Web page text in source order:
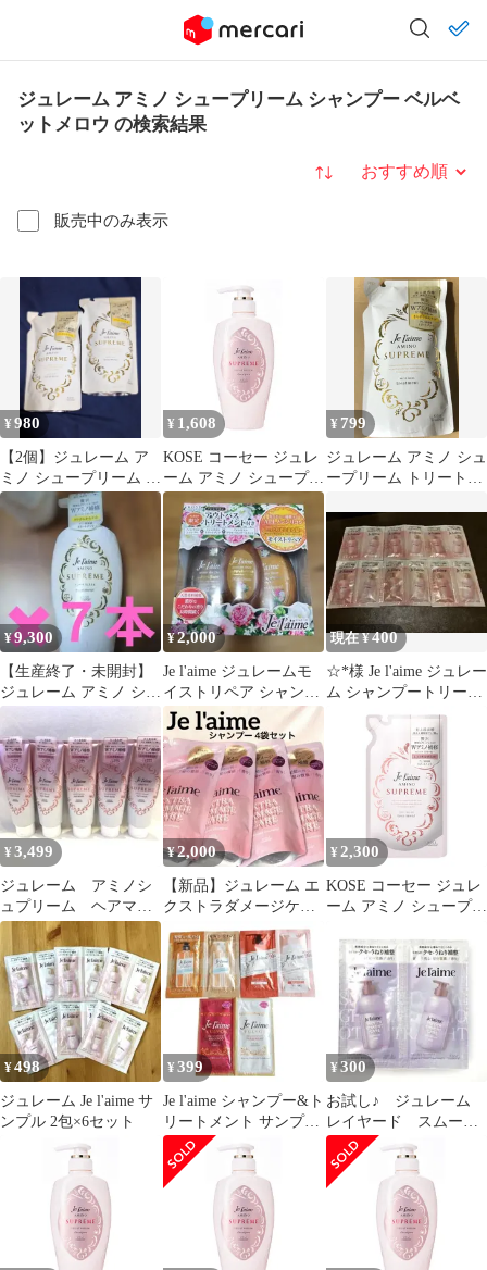
ジュレーム アミノ シュープリーム シャンプー ベルベ
ットメロウ の検索結果
販売中のみ表示
並び替え
¥980
【2個】ジュレーム ア
ミノ シュープリーム ト
リートメント S 詰替
¥ 1,608
KOSE コーセー ジュレ
ーム アミノ シュープリ
ーム シャンプー (ベル
ベットメロウ) 本体
500mL ローズ&ジャス
ミンの香り)
¥ 799
ジュレーム アミノ シュ
ープリーム トリートメ
¥9,300
【生産終了・未開封】
ジュレーム アミノ シュ
ープリーム トリートメ
ント 8本
¥2,000
Je l'aime ジュレームモ
イストリペア シャンプ
ー トリートメントセッ
ト
現在 ¥400
☆*様 Je l'aime ジュレー
ム シャンプートリート
メントトライアルセッ
¥3,499
ジュレーム アミノシ
ュプリーム ヘアマス
ク ５本セット
¥2,000
【新品】ジュレーム エ
クストラダメージケア
シャンプー 詰替4袋
¥ 2,300
KOSE コーセー ジュレ
ーム アミノ シュープリ
(ベルベットメロウ) し
っとり なめらか つめか
え 350mL ローズ&ジャ
スミンの香り 詰替え用
¥498
ジュレーム Je l'aime サ
ンプル 2包×6セット
¥ 399
Je l'aime シャンプー&ト
リートメント サンプル
6種セット
¥300
お試し♪ ジュレーム
レイヤード スムー
ス ストレートケア
シャントリ １セット